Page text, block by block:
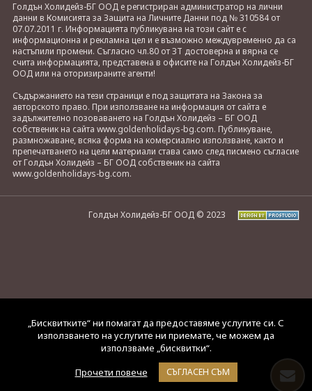
Голдън Холидейз-БГ ООД е регистриран администратор на лични
данни в Комисията за Защита на Личните Данни под № 310584 от
07.07.2011 г. Информацията публикувана на този сайт е с
информационна и рекламна цел и е възможно междувременно да са
настъпили промени. Съгласно чл.80 от ЗТ достоверна и вярна се
счита информацията, представена в офисите на Голдън Холидейз-БГ
ООД или на оторизираните агенти!
Съдържанието на тези страници е под защитата на Закона за
авторското право. При използване на информация от сайта е
задължително позоваването на Голдън Холидейз – БГ ООД
собственик на сайта www.goldenholidays-bg.com. Публикуване,
размножаване, всяка форма на комерсиално използване, както и
препечатването на цели материали става само след писмено съгласие
от Голдън Холидейз – БГ ООД собственик на сайта
www.goldenholidays-bg.com.
Голдън Холидейз-БГ ООД © 2023
„Бисквитките“ ни помагат да предоставяме услугите си. С
използването на услугите ни приемате, че можем да
използваме „бисквитки“.
Прочети повече
СЪГЛАСЕН СЪМ